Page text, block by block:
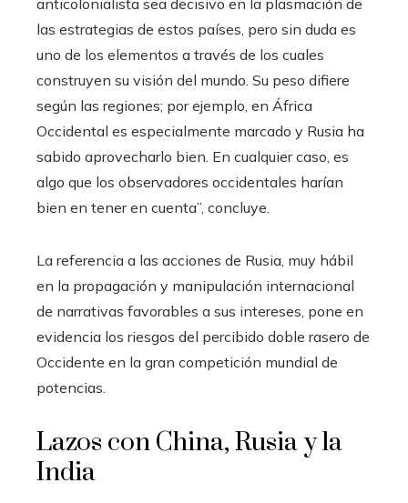
anticolonialista sea decisivo en la plasmación de
las estrategias de estos países, pero sin duda es
uno de los elementos a través de los cuales
construyen su visión del mundo. Su peso difiere
según las regiones; por ejemplo, en África
Occidental es especialmente marcado y Rusia ha
sabido aprovecharlo bien. En cualquier caso, es
algo que los observadores occidentales harían
bien en tener en cuenta”, concluye.
La referencia a las acciones de Rusia, muy hábil
en la propagación y manipulación internacional
de narrativas favorables a sus intereses, pone en
evidencia los riesgos del percibido doble rasero de
Occidente en la gran competición mundial de
potencias.
Lazos con China, Rusia y la
India